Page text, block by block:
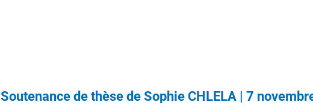
Soutenance de thèse de Sophie CHLELA | 7